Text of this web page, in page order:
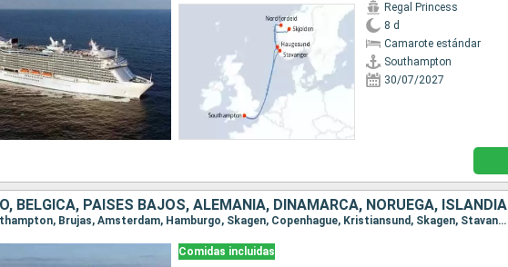
Regal Princess
8 d
Camarote estándar
Southampton
30/07/2027
BÉLGICA, PAISES BAJOS, ALEMANIA, DINAMARCA, NORUEGA, ISLANDIA
Itinerario : Southampton, Brujas, Amsterdam, Hamburgo, Skagen, Copenhague, Kristiansund, Skagen, Stavanger, Nordfjordeid, Molde, Akureyri, Isafjordhur, Grundarfjordur, Reykjavik, Grundarfjordur, Isafjordhur, Akureyri, Seydisfjordhur, Stornoway, Greenock, Portland, Southampton
Comidas incluidas